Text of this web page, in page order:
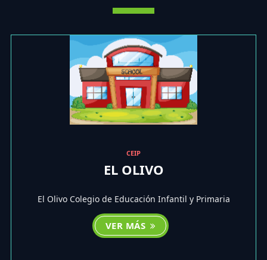
CEIP
EL OLIVO
El Olivo Colegio de Educación Infantil y Primaria
VER MÁS